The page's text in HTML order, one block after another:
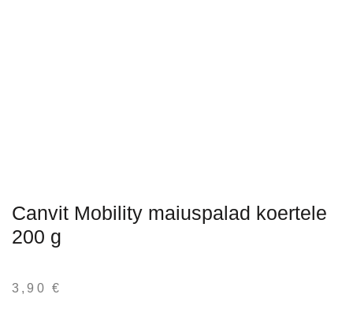
Canvit Mobility maiuspalad koertele
200 g
3,90 €